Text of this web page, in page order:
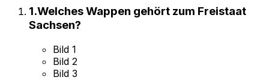
1.Welches Wappen gehört zum Freistaat
Sachsen?
Bild 1
Bild 2
Bild 3